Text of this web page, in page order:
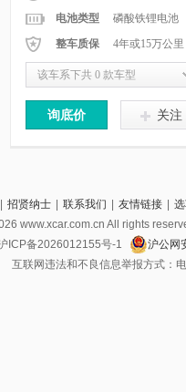
电池类型
磷酸铁锂电池
整车质保
4年或15万公里
该车系下共 0 款车型
询底价 关注
招贤纳士 联系我们 友情链接
www.xcar.com.cn All rights
ICP备2026012155号-1
沪公网
互联网违法和不良信息举报方式：